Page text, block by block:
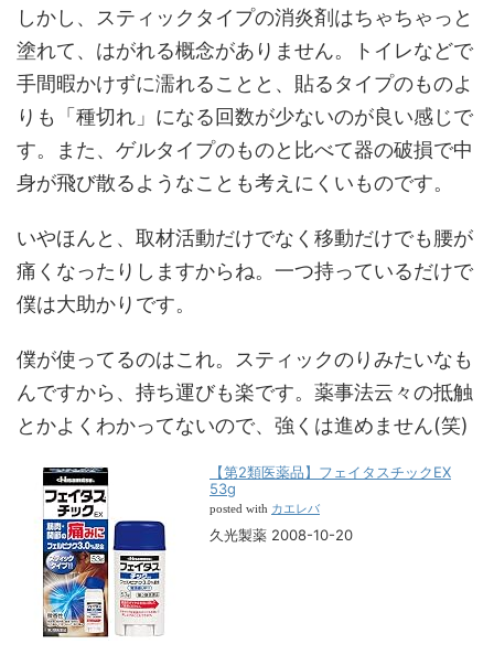
しかし、スティックタイプの消炎剤はちゃちゃっと
塗れて、はがれる概念がありません。トイレなどで
手間暇かけずに濡れることと、貼るタイプのものよ
りも「種切れ」になる回数が少ないのが良い感じで
す。また、ゲルタイプのものと比べて器の破損で中
身が飛び散るようなことも考えにくいものです。
いやほんと、取材活動だけでなく移動だけでも腰が
痛くなったりしますからね。一つ持っているだけで
僕は大助かりです。
僕が使ってるのはこれ。スティックのりみたいなも
んですから、持ち運びも楽です。薬事法云々の抵触
とかよくわかってないので、強くは進めません(笑)
【第2類医薬品】フェイタスチックEX
53g
posted with カエレバ
久光製薬 2008-10-20